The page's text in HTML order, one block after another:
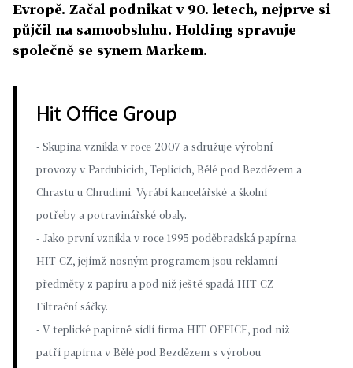
Evropě. Začal podnikat v 90. letech, nejprve si
půjčil na samoobsluhu. Holding spravuje
společně se synem Markem.
Hit Office Group
- Skupina vznikla v roce 2007 a sdružuje výrobní
provozy v Pardubicích, Teplicích, Bělé pod Bezdězem a
Chrastu u Chrudimi. Vyrábí kancelářské a školní
potřeby a potravinářské obaly.
- Jako první vznikla v roce 1995 poděbradská papírna
HIT CZ, jejímž nosným programem jsou reklamní
předměty z papíru a pod niž ještě spadá HIT CZ
Filtrační sáčky.
- V teplické papírně sídlí firma HIT OFFICE, pod niž
patří papírna v Bělé pod Bezdězem s výrobou